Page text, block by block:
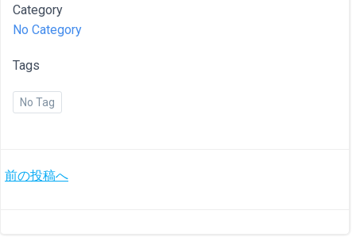
Category
No Category
Tags
No Tag
投
前の投稿へ